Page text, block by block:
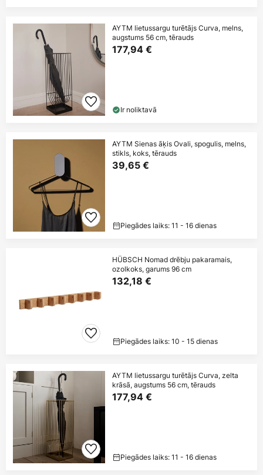
AYTM lietussargu turētājs Curva, melns,
augstums 56 cm, tērauds
177,94 €
Ir noliktavā
AYTM Sienas āķis Ovali, spogulis, melns,
stikls, koks, tērauds
39,65 €
Piegādes laiks: 11 - 16 dienas
HÜBSCH Nomad drēbju pakaramais,
ozolkoks, garums 96 cm
132,18 €
Piegādes laiks: 10 - 15 dienas
AYTM lietussargu turētājs Curva, zelta
krāsā, augstums 56 cm, tērauds
177,94 €
Piegādes laiks: 11 - 16 dienas